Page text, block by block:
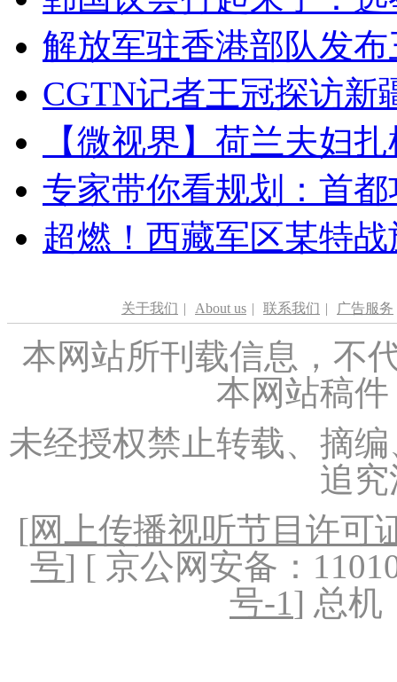
解放军驻香港部队发
CGTN记者王冠探访新
【微视界】荷兰夫妇
专家带你看规划：首
超燃！西藏军区某特
关于我们 | About us | 联系我们 | 广告服务
本网站所刊载信息，不
本网站稿
未经授权禁止转载、摘
追
[网上传播视听节目许可
号] [ 京公网安备：
号-1] 总机